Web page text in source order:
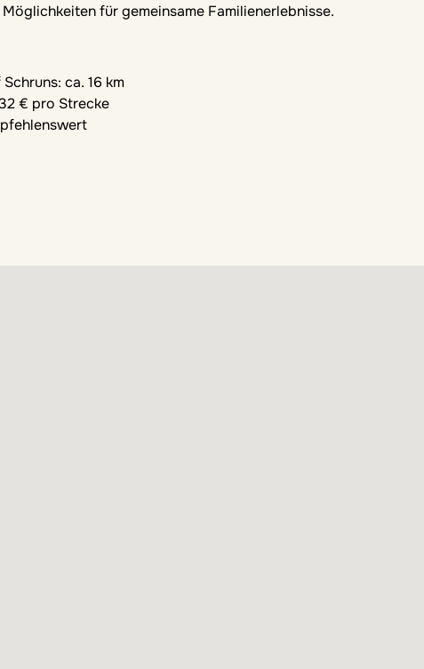
für gemeinsame Familienerlebnisse.
ca. 16 km
€ pro Strecke